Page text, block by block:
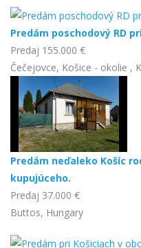
Predám poschodový RD
Predaj 155.000 €
Čečejovce, Košice - okolie ,
Predám neďaleko Košíc
kupujúceho.
Predaj 37.000 €
Buttos, Hungary